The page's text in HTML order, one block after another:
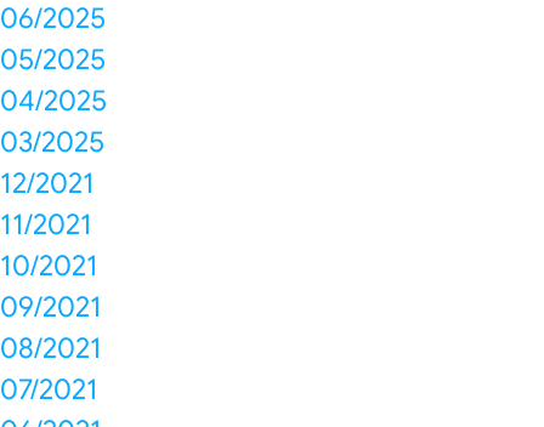
06/2025
05/2025
04/2025
03/2025
12/2021
11/2021
10/2021
09/2021
08/2021
07/2021